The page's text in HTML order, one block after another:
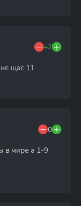
+2
щас 11
0
в мире а 1-9